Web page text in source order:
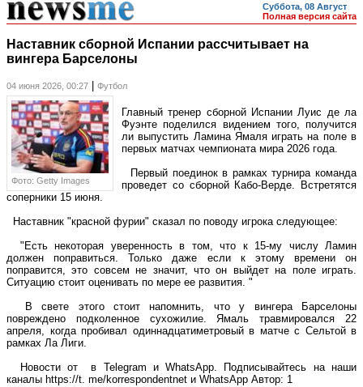
Суббота, 08 Август
Полная версия сайта
Наставник сборной Испании рассчитывает на
вингера Барселоны
04 июня 2026, 00:27 Футбол
Фото: Getty Images
Главный тренер сборной Испании Луис де ла
Фуэнте поделился видением того, получится
ли выпустить Ламина Ямаля играть на поле в
первых матчах чемпионата мира 2026 года.
Первый поединок в рамках турнира команда
проведет со сборной Кабо-Верде. Встретятся
соперники 15 июня.
Наставник "красной фурии" сказал по поводу игрока следующее:
"Есть некоторая уверенность в том, что к 15-му числу Ламин
должен поправиться. Только даже если к этому времени он
поправится, это совсем не значит, что он выйдет на поле играть.
Ситуацию стоит оценивать по мере ее развития. "
В свете этого стоит напомнить, что у вингера Барселоны
повреждено подколенное сухожилие. Ямаль травмировался 22
апреля, когда пробивал одиннадцатиметровый в матче с Сельтой в
рамках Ла Лиги.
Новости от в Telegram и WhatsApp. Подписывайтесь на наши
каналы https://t. me/korrespondentnet и WhatsApp Автор: 1